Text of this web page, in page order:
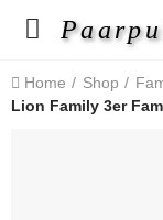
Home Shop
Lion Family 3er